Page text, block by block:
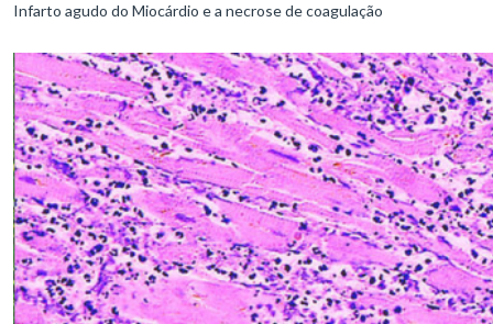
Infarto agudo do Miocárdio e a necrose de coagulação